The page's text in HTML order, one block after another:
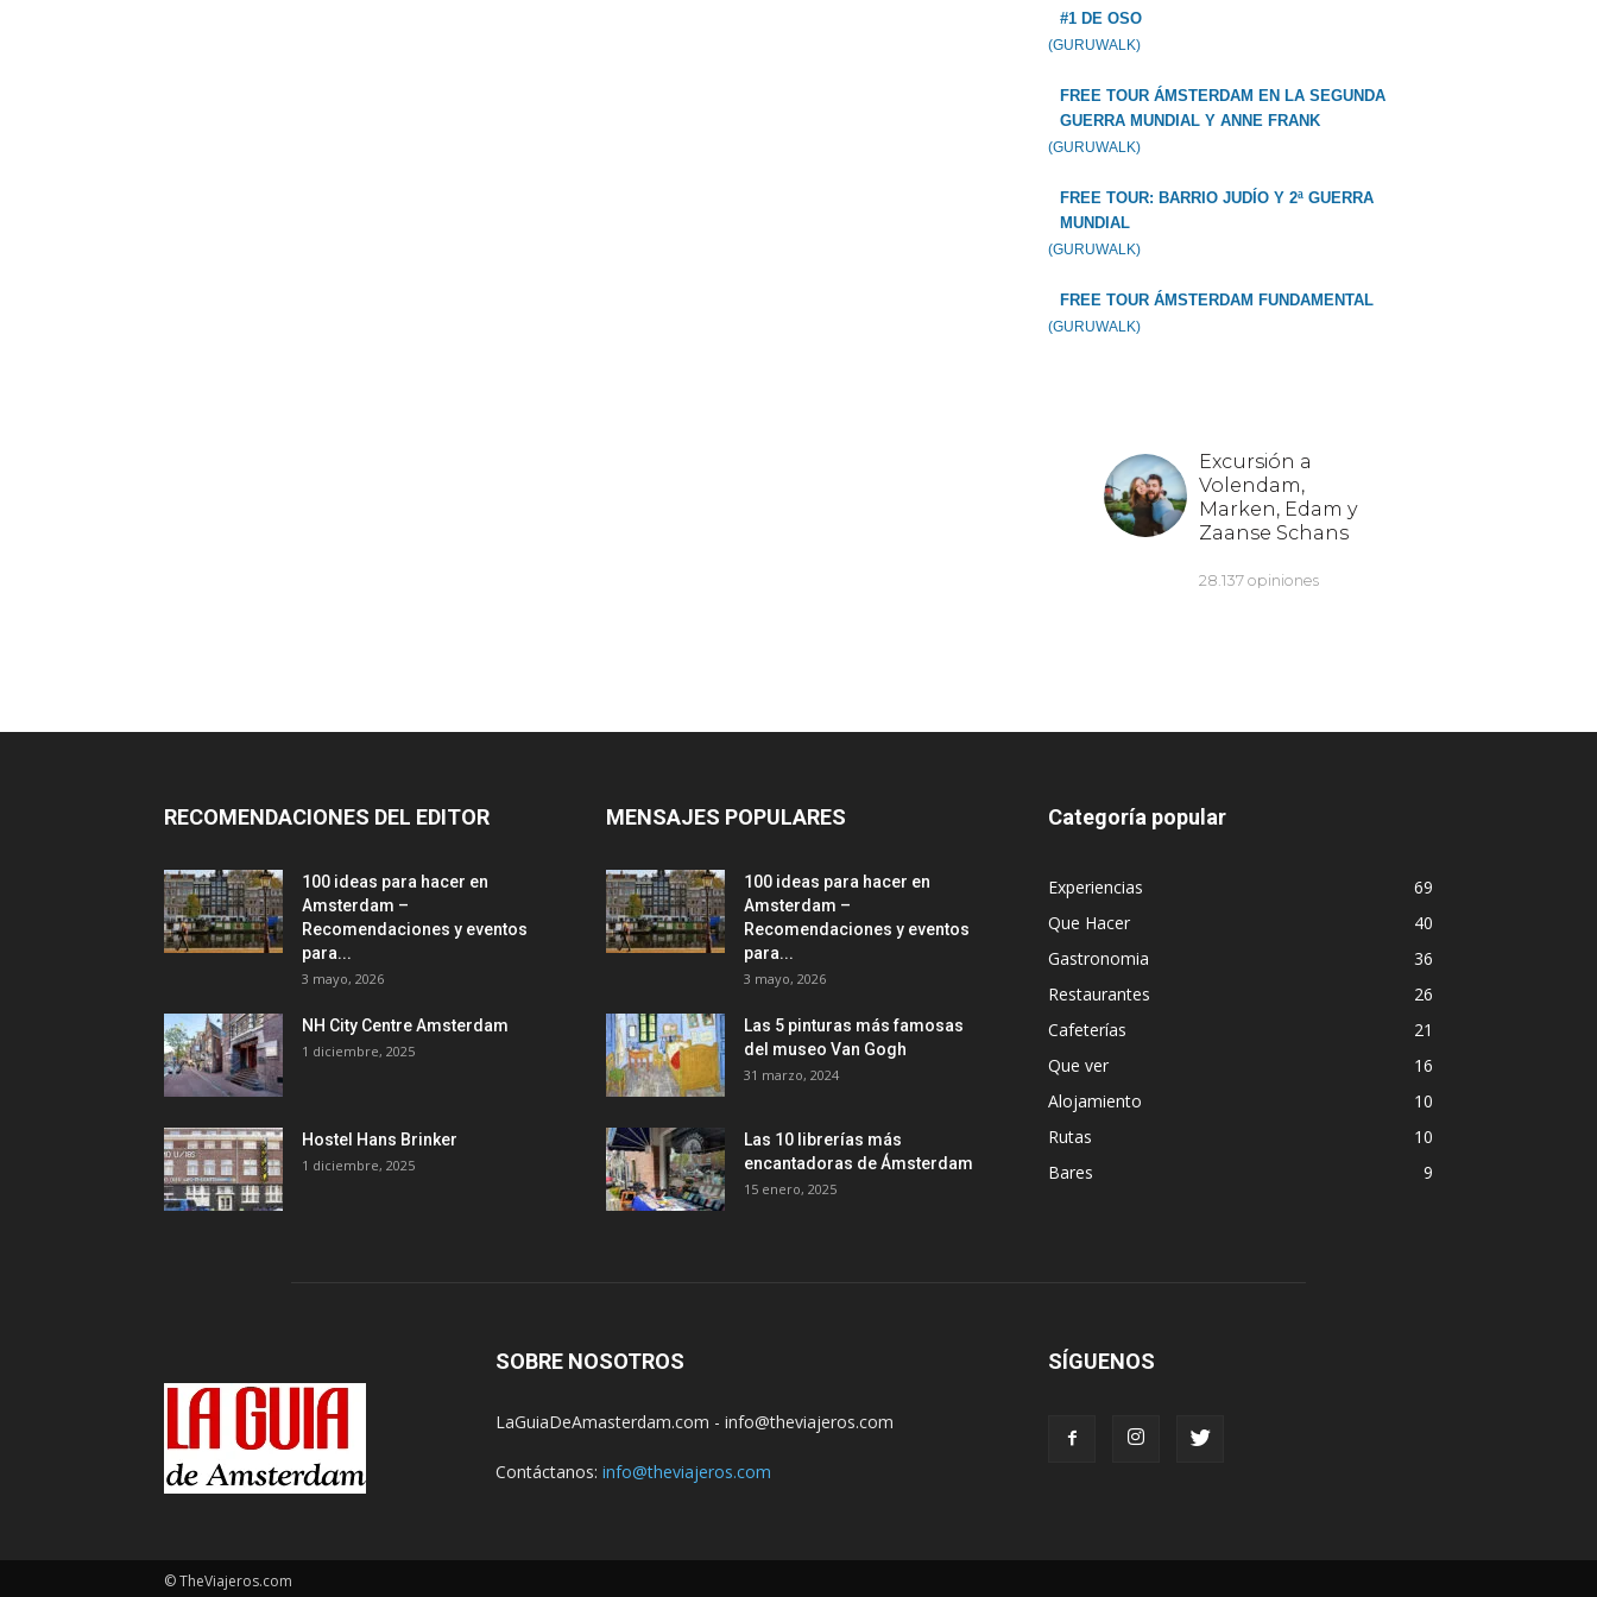
#1 DE OSO
(GURUWALK)
FREE TOUR ÁMSTERDAM EN LA SEGUNDA
GUERRA MUNDIAL Y ANNE FRANK
(GURUWALK)
FREE TOUR: BARRIO JUDÍO Y 2ª GUERRA
MUNDIAL
(GURUWALK)
FREE TOUR ÁMSTERDAM FUNDAMENTAL
(GURUWALK)
RECOMENDACIONES DEL EDITOR
100 ideas para hacer en
Amsterdam –
Recomendaciones y eventos
para...
3 mayo, 2026
NH City Centre Amsterdam
1 diciembre, 2025
Hostel Hans Brinker
1 diciembre, 2025
MENSAJES POPULARES
100 ideas para hacer en
Amsterdam –
Recomendaciones y eventos
para...
3 mayo, 2026
Las 5 pinturas más famosas
del museo Van Gogh
31 marzo, 2024
Las 10 librerías más
encantadoras de Ámsterdam
15 enero, 2025
Categoría popular
Experiencias
69
Que Hacer
40
Gastronomia
36
Restaurantes
26
Cafeterías
21
Que ver
16
Alojamiento
10
Rutas
10
Bares
9
SOBRE NOSOTROS
LaGuiaDeAmasterdam.com - info@theviajeros.com
Contáctanos: info@theviajeros.com
SÍGUENOS
© TheViajeros.com